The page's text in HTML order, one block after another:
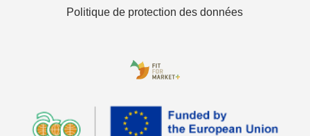
Politique de protection des données